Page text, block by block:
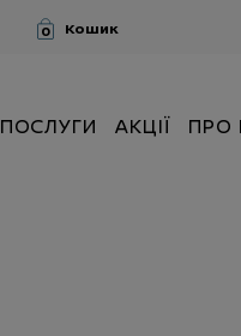
0 Кошик
ПОСЛУГИ АКЦІЇ ПРО